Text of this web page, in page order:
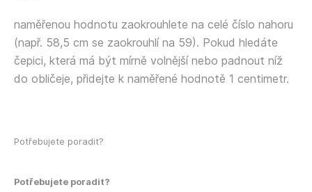
naměřenou hodnotu zaokrouhlete na celé číslo nahoru
(např. 58,5 cm se zaokrouhlí na 59). Pokud hledáte
čepici, která má být mírně volnější nebo padnout níž
do obličeje, přidejte k naměřené hodnotě 1 centimetr.
Potřebujete poradit?
Potřebujete poradit?